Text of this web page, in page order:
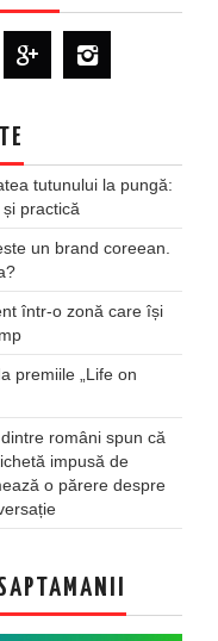
tutunului la pungă:
practică
un brand coreean.
într-o zonă care își
premiile „Life on
români spun că
impusă de
o părere despre